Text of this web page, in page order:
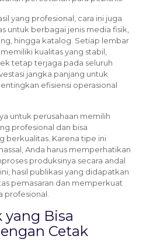
yang profesional, cara ini juga
untuk berbagai jenis media fisik,
hingga katalog. Setiap lembar
kualitas yang stabil,
tetap terjaga pada seluruh
jangka panjang untuk
efisiensi operasional
untuk perusahaan memilih
profesional dan bisa
berkualitas. Karena tipe ini
Anda harus memperhatikan
produksinya secara andal
hasil publikasi yang didapatkan
pemasaran dan memperkuat
profesional.
yang Bisa
Cetak